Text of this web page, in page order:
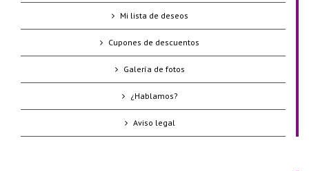
Mi lista de deseos
Cupones de descuentos
Galería de fotos
¿Hablamos?
Aviso legal